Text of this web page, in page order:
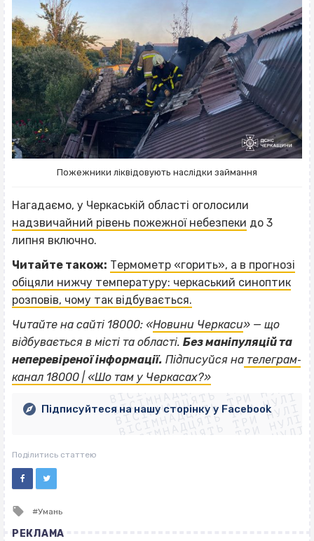
Пожежники ліквідовують наслідки займання
Нагадаємо, у Черкаській області оголосили
надзвичайний рівень пожежної небезпеки до 3
липня включно.
Читайте також: Термометр «горить», а в прогнозі
обіцяли нижчу температуру: черкаський синоптик
розповів, чому так відбувається.
Читайте на сайті 18000: «Новини Черкаси» — що
відбувається в місті та області. Без маніпуляцій та
неперевіреної інформації. Підписуйся на телеграм‐
канал 18000 | «Шо там у Черкасах?»
ВІСІМНАДЦЯТЬ ТРИ НУЛІ
ВІСІМНАДЦЯТЬ ТРИ НУЛІ
ВІСІМНАДЦЯТЬ ТРИ НУЛІ
ВІСІМНАДЦЯТЬ ТРИ НУЛІ
ВІСІМНАДЦЯТЬ ТРИ НУЛІ
ВІСІМНАДЦЯТЬ ТРИ НУЛІ
ВІСІМНАДЦЯТЬ ТРИ НУЛІ
ВІСІМНАДЦЯТЬ ТРИ НУЛІ
Підписуйтеся на нашу сторінку у Facebook
Поділитись статтею
Tagged
Умань
РЕКЛАМА